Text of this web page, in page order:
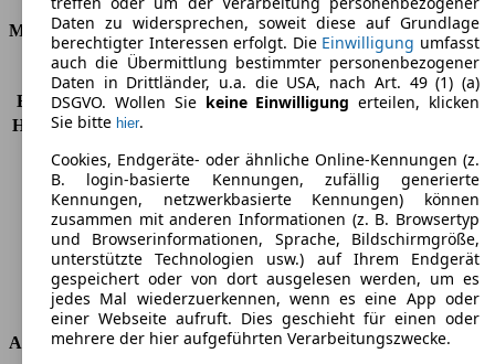
Motor & Leistung
KW (PS)
294 kW (400 PS)
Beschleunigung (0-100 km/h) 3,8s
Höchstgeschwindigkeit (km/h)
Anzahl der Gänge
7
Drehmoment
500 nm
Hubraum
2480 ccm
Kraftstoff
Benzin
Zylinder
5
Getriebe
Automatik
Antriebsart
Allrad permanent
Abmessungen
Daten zu widersprechen, soweit diese auf Grundlage
berechtigter Interessen erfolgt. Die Einwilligung umfasst
auch die Übermittlung bestimmter personenbezogener
Daten in Drittländer, u.a. die USA, nach Art. 49 (1) (a)
DSGVO. Wollen Sie keine Einwilligung erteilen, klicken
Sie bitte hier.
Cookies, Endgeräte- oder ähnliche Online-Kennungen (z.
B. login-basierte Kennungen, zufällig generierte
Kennungen, netzwerkbasierte Kennungen) können
zusammen mit anderen Informationen (z. B. Browsertyp
und Browserinformationen, Sprache, Bildschirmgröße,
unterstützte Technologien usw.) auf Ihrem Endgerät
gespeichert oder von dort ausgelesen werden, um es
jedes Mal wiederzuerkennen, wenn es eine App oder
einer Webseite aufruft. Dies geschieht für einen oder
mehrere der hier aufgeführten Verarbeitungszwecke.